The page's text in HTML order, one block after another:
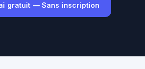
gratuit — Sans inscription